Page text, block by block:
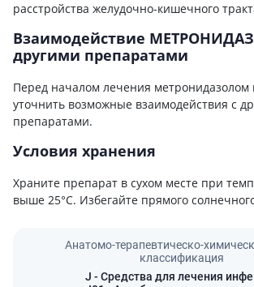
расстройства желудочно-кишечного
Взаимодействие
другими препаратами
Перед началом лечения метронидазолом
уточнить возможные взаимодействия с
препаратами.
Условия хранения
Храните препарат в сухом месте при
выше 25°C. Избегайте прямого
Анатомо-терапевтическо-
классификация
J - Средства для лечения